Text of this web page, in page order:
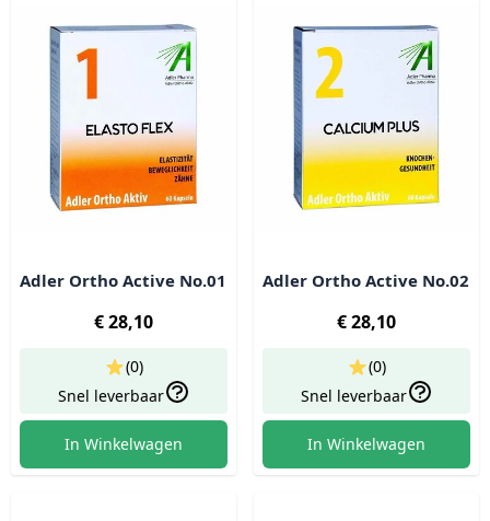
Adler Ortho Active No.01
€ 28,10
Snel leverbaar
(0)
In Winkelwagen
Adler Ortho Active No.02
€ 28,10
Snel leverbaar
(0)
In Winkelwagen